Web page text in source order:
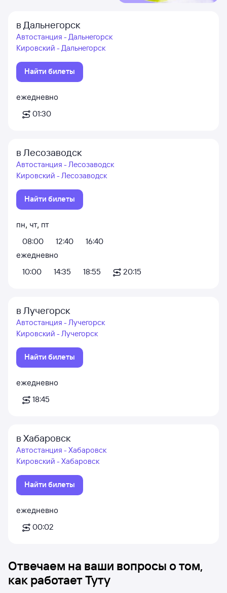
в Дальнегорск
Автостанция - Дальнегорск
Кировский - Дальнегорск
Найти билеты
ежедневно
01:30
в Лесозаводск
Автостанция - Лесозаводск
Кировский - Лесозаводск
Найти билеты
пн, чт, пт
08:00
12:40
16:40
ежедневно
10:00
14:35 18:55 20:15
в Лучегорск
Автостанция - Лучегорск
Кировский - Лучегорск
Найти билеты
ежедневно
18:45
в Хабаровск
Автостанция - Хабаровск
Кировский - Хабаровск
Найти билеты
ежедневно
00:02
Отвечаем на ваши вопросы о том,
как работает Туту